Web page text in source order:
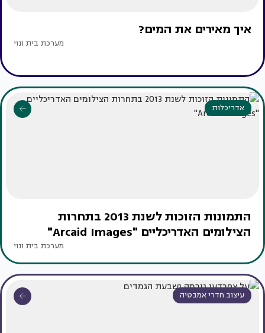
איך מאירים את המים?
מערכת בית ונוי
אדריכלות
התמונות הזוכות לשנת 2013 בתחרות
הצילומים האדריכליים "Arcaid Images"
מערכת בית ונוי
עיצוב חדרי אמבטיה